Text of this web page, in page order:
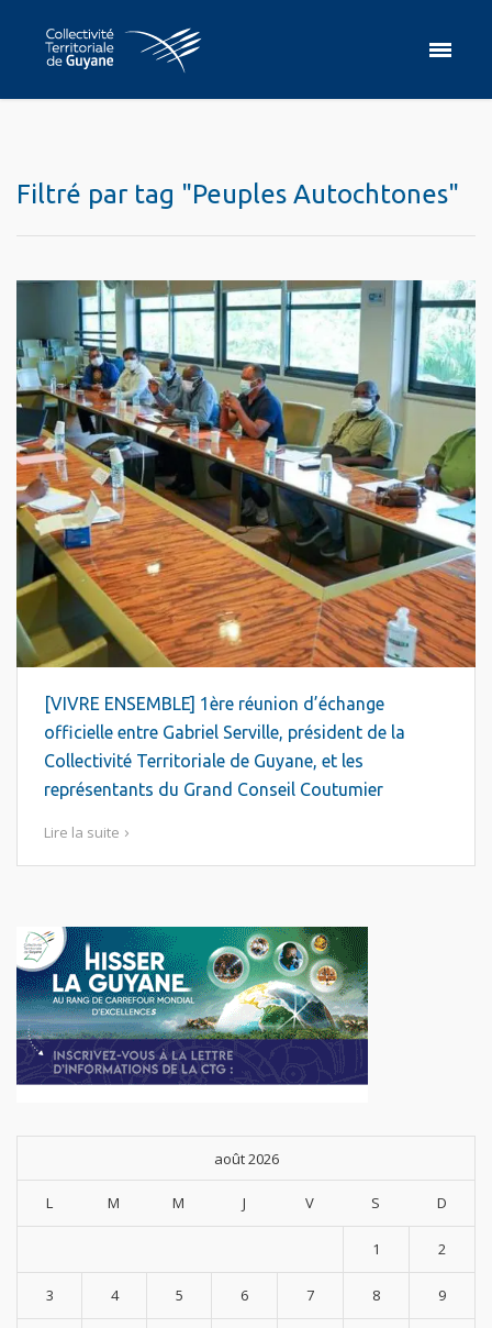
Filtré par tag "Peuples Autochtones"
[VIVRE ENSEMBLE] 1ère réunion d’échange
officielle entre Gabriel Serville, président de la
Collectivité Territoriale de Guyane, et les
représentants du Grand Conseil Coutumier
Lire la suite
août 2026
L M M J V S D
1 2
3 4 5 6 7 8 9